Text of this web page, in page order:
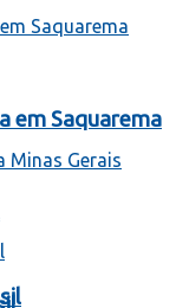
em Saquarema